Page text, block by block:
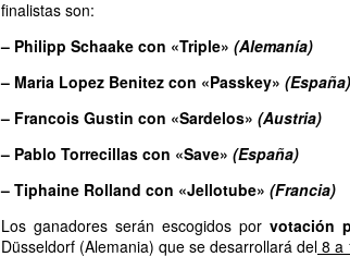
finalistas son:
– Philipp Schaake con «Triple» (Alemanía)
– Maria Lopez Benitez con «Passkey» (España)
– Francois Gustin con «Sardelos» (Austria)
– Pablo Torrecillas con «Save» (España)
– Tiphaine Rolland con «Jellotube» (Francia)
Los ganadores serán escogidos por votación
Düsseldorf (Alemania) que se desarrollará del 8 a